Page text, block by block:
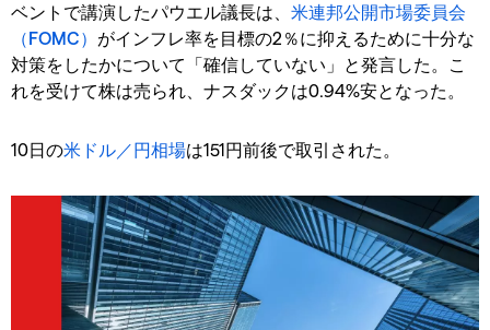
ベントで講演したパウエル議長は、 米連邦公開市場委員会
（FOMC） がインフレ率を目標の2％に抑えるために十分な
対策をしたかについて「確信していない」と発言した。こ
れを受けて株は売られ、ナスダックは0.94%安となった。
10日の米ドル／円相場は151円前後で取引された。